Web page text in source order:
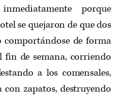
porque
se quejaron de que dos
comportándose de forma
de semana, corriendo
a los comensales,
zapatos, destruyendo